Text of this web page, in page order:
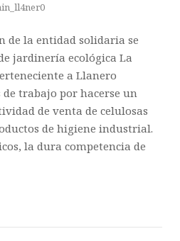
de la entidad solidaria se
jardinería ecológica La
a Llanero
trabajo por hacerse un
de venta de celulosas
de higiene industrial.
la dura competencia de